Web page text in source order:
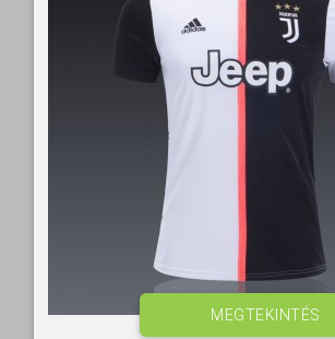
MEGTEKINTÉS